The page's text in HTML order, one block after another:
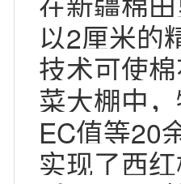
以2厘米的
技术可使
菜大棚中
EC值等20
实现了西